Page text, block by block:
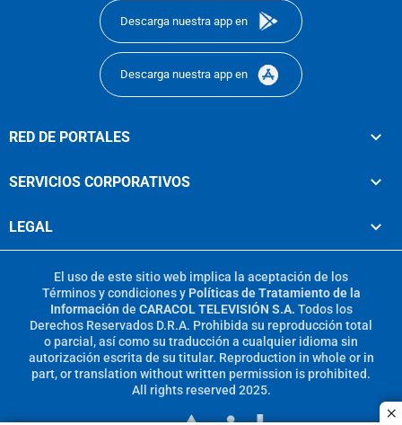
Descarga nuestra app en
Descarga nuestra app en
RED DE PORTALES
SERVICIOS CORPORATIVOS
LEGAL
El uso de este sitio web implica la aceptación de los
Términos y condicionesy Políticas de Tratamiento de la
Información de CARACOL TELEVISIÓN S.A. Todos los
Derechos Reservados D.R.A. Prohibida su reproducción total
o parcial, así como su traducción a cualquier idioma sin
autorización escrita de su titular. Reproduction in whole or in
part, or translation without written permission is prohibited.
All rights reserved 2025.